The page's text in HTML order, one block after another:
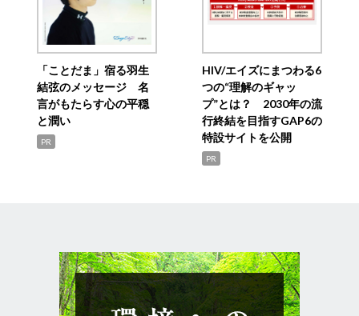
「ことだま」宿る羽生
結弦のメッセージ 名
言がもたらす心の平穏
と潤い
PR
HIV/エイズにまつわる6
つの“理解のギャッ
プ”とは？ 2030年の流
行終結を目指すGAP6の
特設サイトを公開
PR